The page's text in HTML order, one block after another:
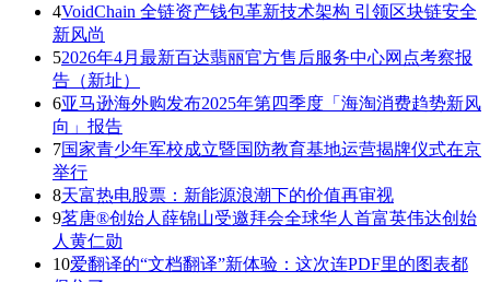
4VoidChain 全链资产钱包革新技术架构 引领区块链安全
新风尚
52026年4月最新百达翡丽官方售后服务中心网点考察报
告（新址）
6亚马逊海外购发布2025年第四季度「海淘消费趋势新风
向」报告
7国家青少年军校成立暨国防教育基地运营揭牌仪式在京
举行
8天富热电股票：新能源浪潮下的价值再审视
9茗唐®创始人薛锦山受邀拜会全球华人首富英伟达创始
人黄仁勋
10爱翻译的“文档翻译”新体验：这次连PDF里的图表都